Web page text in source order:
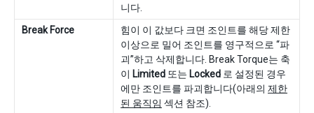
니다.
Break Force
힘이 이 값보다 크면 조인트를 해당 제한
이상으로 밀어 조인트를 영구적으로 “파
괴”하고 삭제합니다. Break Torque는 축
이 Limited 또는 Locked 로 설정된 경우
에만 조인트를 파괴합니다(아래의 제한
된 움직임 섹션 참조).